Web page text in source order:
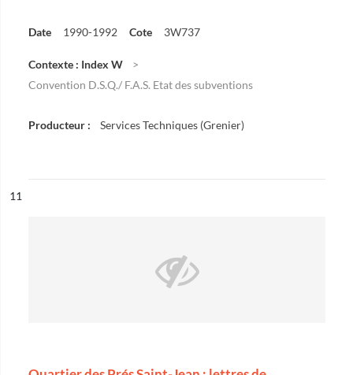
Date 1990-1992 Cote 3W737
Contexte : Index W
Convention D.S.Q./ F.A.S. Etat des subventions
Producteur : Services Techniques (Grenier)
n°
11